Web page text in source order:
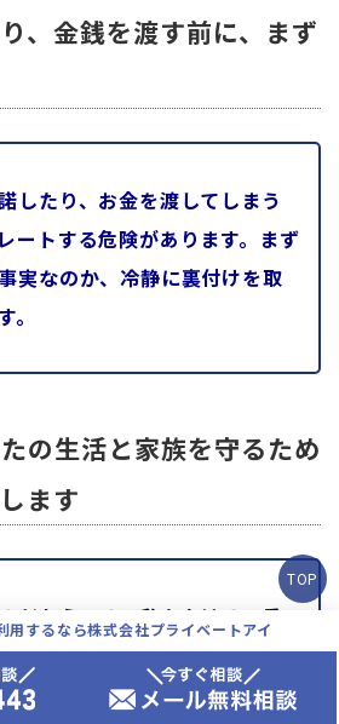
用するなら株式会社プライベートアイ
TOP
、金銭を渡す前に、まず
したり、お金を渡してしまう
ートする危険があります。まず
実なのか、冷静に裏付けを取
の生活と家族を守るため
ます
だからこそ、私たちはその重
。あなたのプライバシーを守
を取り戻すための第一歩を一